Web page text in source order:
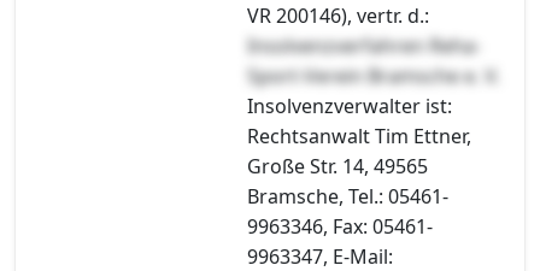
VR 200146), vertr. d.:
Insolvenzverfahren Reha-
Sport-Verein Bramsche e. V.
Insolvenzverwalter ist:
Rechtsanwalt Tim Ettner,
Große Str. 14, 49565
Bramsche, Tel.: 05461-
9963346, Fax: 05461-
9963347, E-Mail: